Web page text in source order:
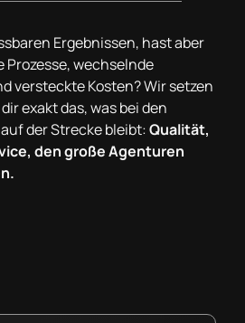
Ergebnissen, hast aber
Prozesse, wechselnde
versteckte Kosten? Wir setzen
exakt das, was bei den
der Strecke bleibt:Qualität,
den große Agenturen